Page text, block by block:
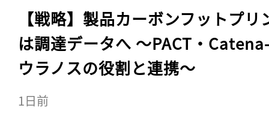
【戦略】製品カーボンフットプリ
は調達データへ 〜PACT・
ウラノスの役割と連携〜
1日前